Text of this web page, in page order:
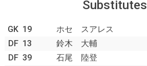
Substitutes
GK 19
ホセ スアレス
DF 13
鈴木 大輔
DF 39
石尾 陸登